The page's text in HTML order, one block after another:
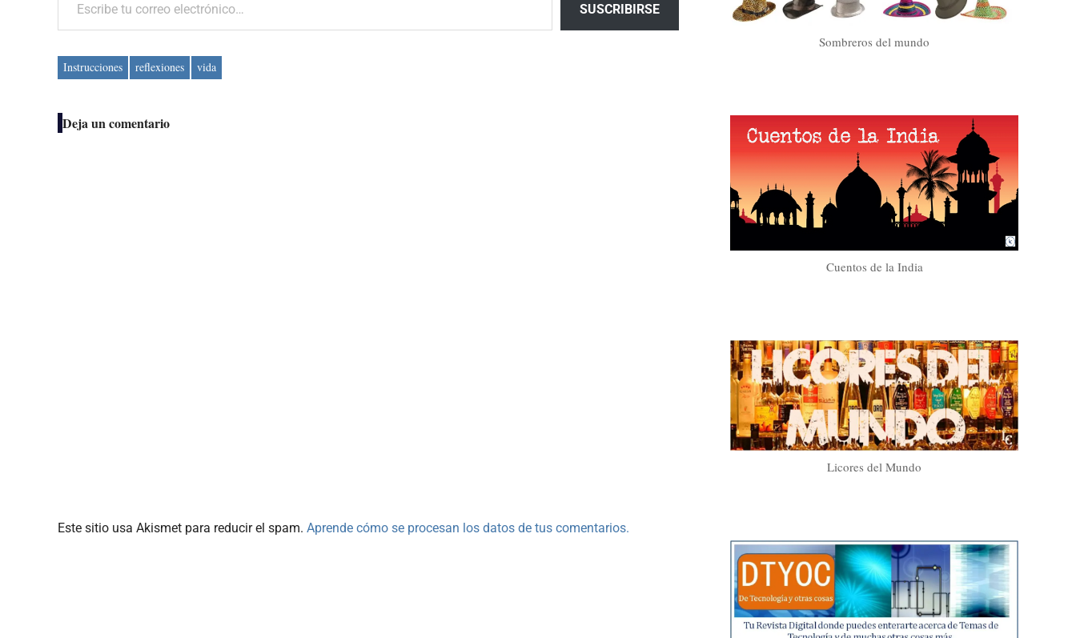
SUSCRIBIRSE
Instrucciones reflexiones vida
Deja un comentario
Este sitio usa Akismet para reducir el spam. Aprende cómo se procesan los datos de tus comentarios.
Sombreros del mundo
Cuentos de la India
Licores del Mundo